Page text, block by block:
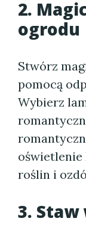
2.
ogrodu
Stwórz
pomocą
Wybierz
oświetlenie
roślin i
3.